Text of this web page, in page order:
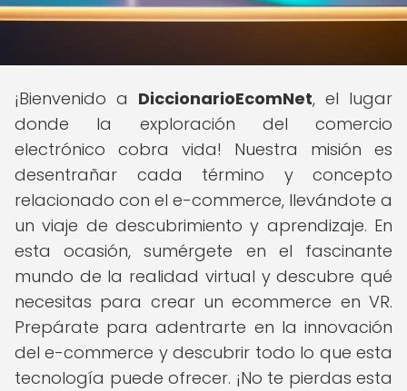
¡Bienvenido a DiccionarioEcomNet, el lugar
donde la exploración del comercio
electrónico cobra vida! Nuestra misión es
desentrañar cada término y concepto
relacionado con el e-commerce, llevándote a
un viaje de descubrimiento y aprendizaje. En
esta ocasión, sumérgete en el fascinante
mundo de la realidad virtual y descubre qué
necesitas para crear un ecommerce en VR.
Prepárate para adentrarte en la innovación
del e-commerce y descubrir todo lo que esta
tecnología puede ofrecer. ¡No te pierdas esta